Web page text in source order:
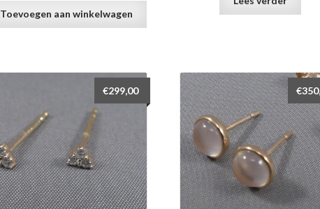
Toevoegen aan winkelwagen
€299,00 €